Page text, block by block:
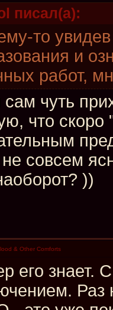
писал(а):
то
и
работ,
чуть
что скоро
не совсем
))
& Other Comforts
его знает.
Раз